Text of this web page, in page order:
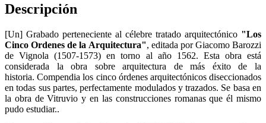
Descripción
[Un] Grabado perteneciente al célebre tratado arquitectónico "Los
Cinco Ordenes de la Arquitectura", editada por Giacomo Barozzi
de Vignola (1507-1573) en torno al año 1562. Esta obra está
considerada la obra sobre arquitectura de más éxito de la
historia. Compendia los cinco órdenes arquitectónicos diseccionados
en todas sus partes, perfectamente modulados y trazados. Se basa en
la obra de Vitruvio y en las construcciones romanas que él mismo
pudo estudiar..